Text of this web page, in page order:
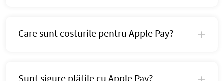
Care sunt costurile pentru Apple Pay?
Sunt sigure plățile cu Apple Pay?